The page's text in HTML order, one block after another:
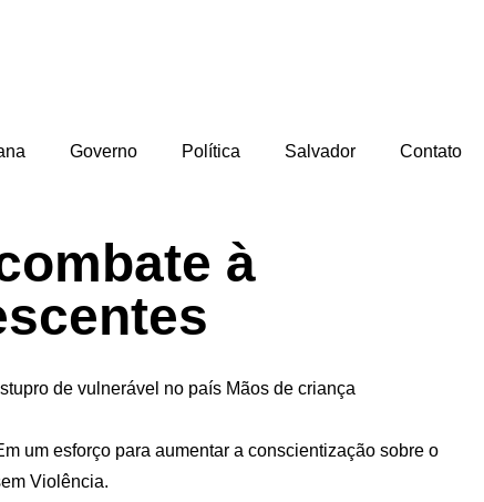
Governo Política Salvador Contato
à
de vulnerável no país Mãos de criança
um esforço para aumentar a conscientização sobre o
Violência.